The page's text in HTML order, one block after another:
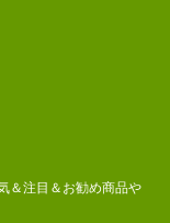
＆注目＆お勧め商品や